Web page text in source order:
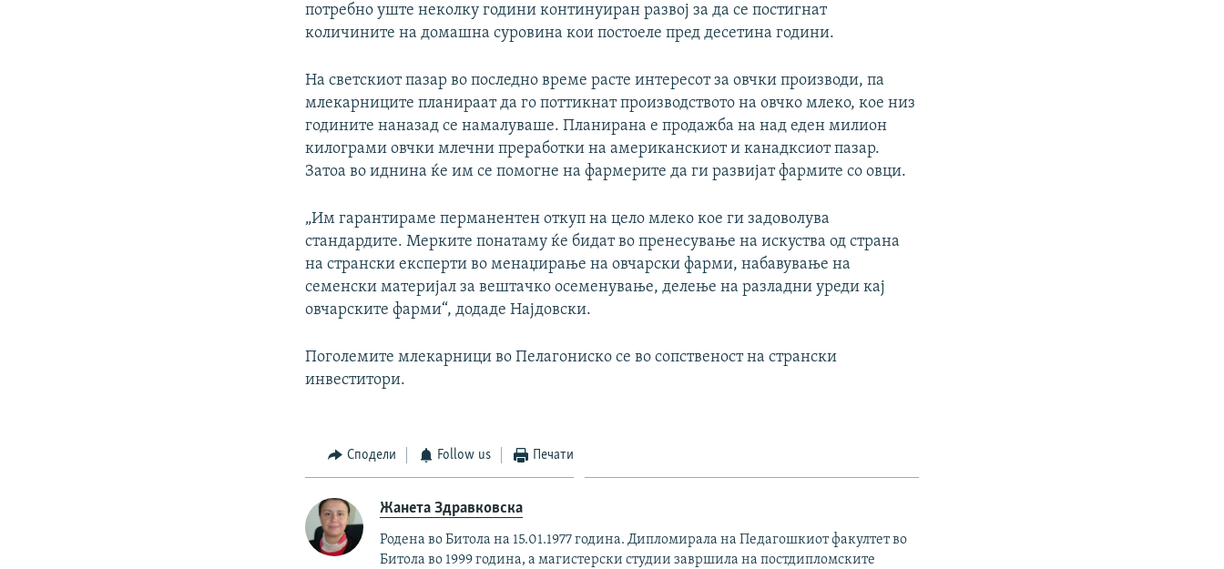
потребно уште неколку години континуиран развој за да се постигнат
количините на домашна суровина кои постоеле пред десетина години.
На светскиот пазар во последно време расте интересот за овчки производи, па
млекарниците планираат да го поттикнат производството на овчко млеко, кое низ
годините наназад се намалуваше. Планирана е продажба на над еден милион
килограми овчки млечни преработки на американскиот и канадксиот пазар.
Затоа во иднина ќе им се помогне на фармерите да ги развијат фармите со овци.
„Им гарантираме перманентен откуп на цело млеко кое ги задоволува
стандардите. Мерките понатаму ќе бидат во пренесување на искуства од страна
на странски експерти во менаџирање на овчарски фарми, набавување на
семенски материјал за вештачко осеменување, делење на разладни уреди кај
овчарските фарми“, додаде Најдовски.
Поголемите млекарници во Пелагониско се во сопственост на странски
инвеститори.
Сподели Follow us Печати
Жанета Здравковска
Родена во Битола на 15.01.1977 година. Дипломирала на Педагошкиот факултет во
Битола во 1999 година, а магистерски студии завршила на постдипломските